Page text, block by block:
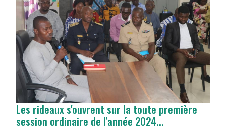
Les rideaux s'ouvrent sur la toute première
session ordinaire de l'année 2024...